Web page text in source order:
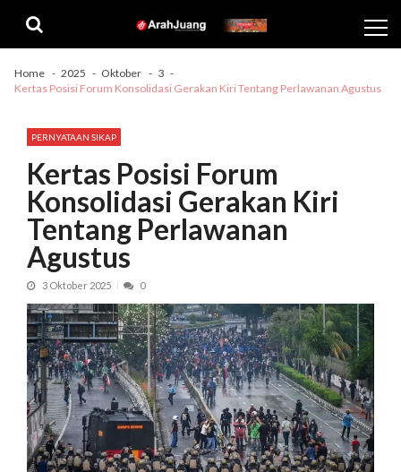
navigation
content
Home 2025 Oktober
3
Kertas Posisi Forum Konsolidasi Gerakan Kiri Tentang Perlawanan Agustus
PERNYATAAN SIKAP
Kertas Posisi Forum
Konsolidasi Gerakan Kiri
Tentang Perlawanan
Agustus
3 Oktober 2025 0